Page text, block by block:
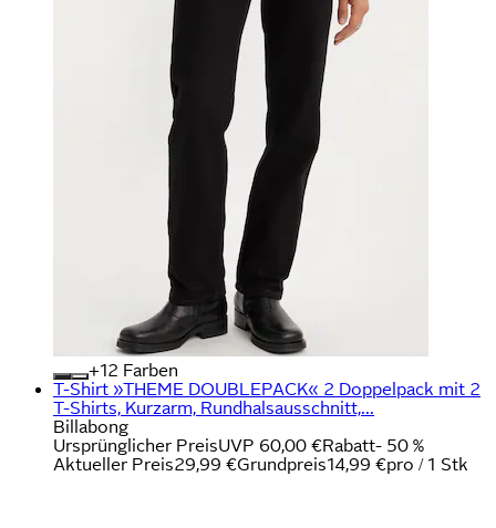
+
Farben
T-Shirt »THEME DOUBLEPACK« 2 Doppelpack mit 2
T-Shirts, Kurzarm, Rundhalsausschnitt,...
Billabong
Ursprünglicher PreisUVP 60,00 €Rabatt- 50 %
Aktueller Preis29,99 €Grundpreis14,99 €pro / 1 Stk